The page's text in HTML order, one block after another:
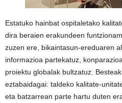
Estatuko hainbat ospitaletako
dira beraien erakundeen
zuzen ere, bikaintasun-ereduaren
informazioa partekatuz,
proiektu globalak bultzatuz.
eztabaidagai: taldeko kalitate-
eta batzarrean parte hartu duten